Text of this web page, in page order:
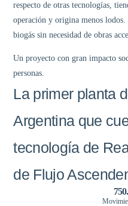
respecto de otras tecnologías,
operación y origina menos
biogás sin necesidad de obras
Un proyecto con gran impacto
personas.
La primer planta
Argentina que
tecnología de
de Flujo